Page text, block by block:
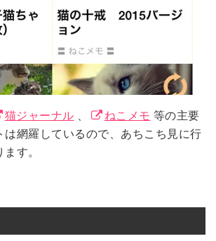
猫ジャーナル 、 ねこメモ 等の主要
網羅しているので、あちこち見に行
す。